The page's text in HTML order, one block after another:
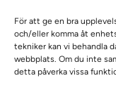
För att ge en bra
och/eller komma åt
tekniker kan vi behandla
webbplats. Om du inte
detta påverka vissa
Om
Ladokkonsortiet
Vision, strategi
Teamens